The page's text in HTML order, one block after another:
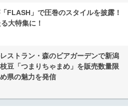
FLASH」で圧巻のスタイルを披露！
大特集に！
ストラン・森のビアガーデンで新潟
豆「つまりちゃまめ」を販売数量限
県の魅力を発信